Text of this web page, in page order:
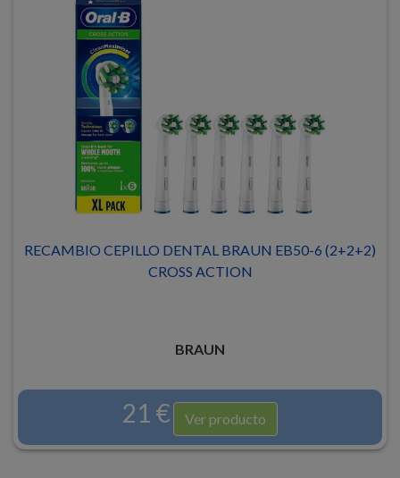
RECAMBIO CEPILLO DENTAL BRAUN EB50-6 (2+2+2)
CROSS ACTION
BRAUN
21 € Ver producto